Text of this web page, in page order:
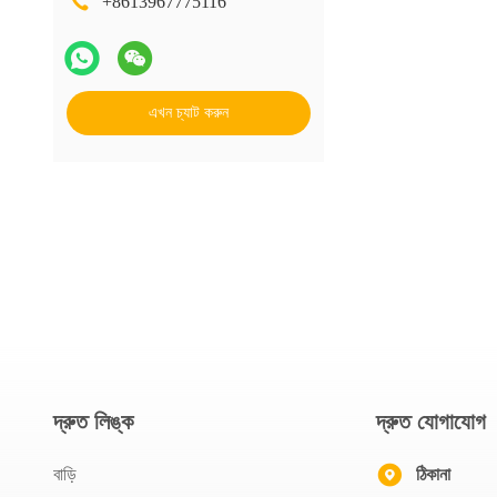
এখন চ্যাট করুন
দ্রুত লিঙ্ক
বাড়ি
দ্রুত যোগাযোগ
ঠিকানা